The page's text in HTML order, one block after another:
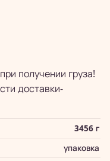
получении груза!
доставки-
3456 г
упаковка